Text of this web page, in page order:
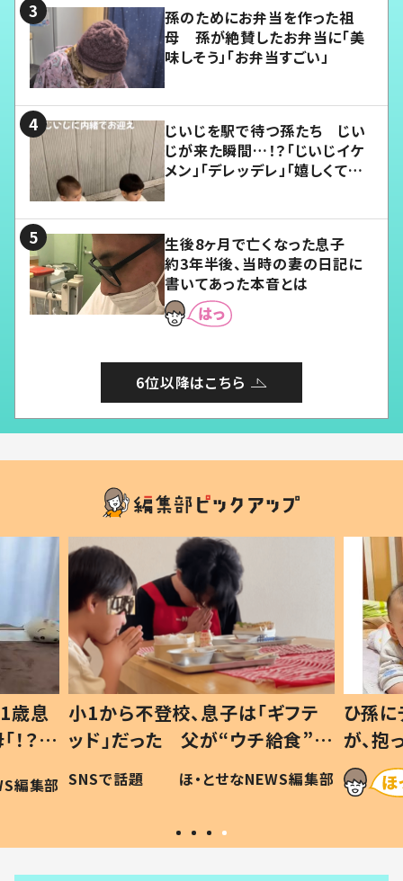
孫のためにお弁当を作った祖
母 孫が絶賛したお弁当に「美
味しそう」「お弁当すごい」
じいじを駅で待つ孫たち じい
じが来た瞬間…！？「じいじイケ
メン」「デレッデレ」「嬉しくて可
生後8ヶ月で亡くなった息子
約3年半後、当時の妻の日記に
書いてあった本音とは
6位以降はこちら
歳息
？」
編集部
小1から不登校、息子は「ギフテ
ッド」だった 父が“ウチ給食”を
作り続ける理由とは #令和の親
#令和の子
SNSで話題 ほ・とせなNEWS編集部
ひ孫
が、
「涙が
い」